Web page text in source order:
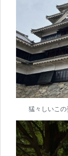
猛々しいこ